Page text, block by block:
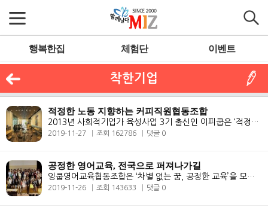
행복한집 체험단 이벤트
착한기업
적정한 노동 지향하는 커피직원협동조합
2013년 사회적기업가 육성사업 3기 출신인 이피쿱은 ‘적정한 노동, 적정한..
2019-11-27 조회 162786 댓글 0
공정한 영어교육, 전국으로 퍼져나가길
잉쿱영어교육협동조합은 ‘차별 없는 꿈, 공정한 교육’을 모토로 설립된 ..
2019-11-26 조회 143633 댓글 0